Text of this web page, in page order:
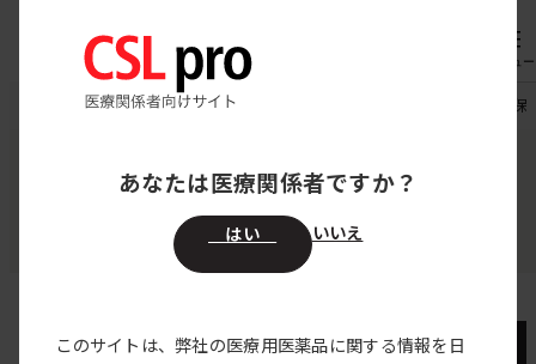
メニュー
CSL pro 領域別医療情報 血友病患者さん、家族・
領域別医療情報
血友病
あなたは医療関係者ですか？
はい いいえ
このサイトは、弊社の医療用医薬品に関する情報を日